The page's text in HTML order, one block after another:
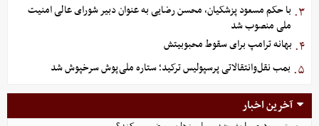
۳. با حکم مسعود پزشکیان، محسن رضایی به عنوان دبیر شورای عالی امنیت
ملی منصوب شد
۴. بهانه ترامپ برای سقوط محبوبیتش
۵. بمب نقل‌وانتقالاتی پرسپولیس ترکید؛ ستاره ملی‌پوش سرخپوش شد
آخرین اخبار